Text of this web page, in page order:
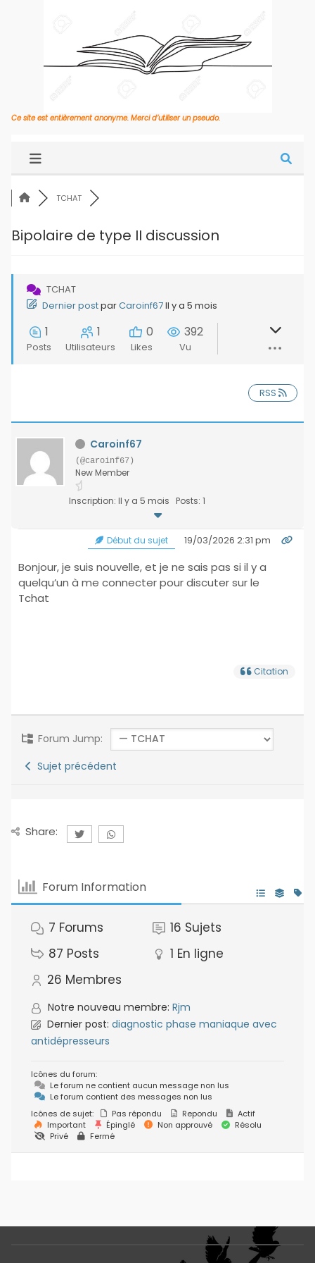
Ce site est entièrement anonyme. Merci d’utiliser un pseudo.
TCHAT
Bipolaire de type II discussion
TCHAT
Dernier postparCaroinf67Il y a 5 mois
1
Posts
1
Utilisateurs
0
Likes
392
Vu
RSS
Caroinf67
(@caroinf67)
New Member
Inscription: Il y a 5 mois Posts: 1
Début du sujet 19/03/2026 2:31 pm
Bonjour, je suis nouvelle, et je ne sais pas si il y a
quelqu’un à me connecter pour discuter sur le
Tchat
Citation
Forum Jump:
Sujet précédent
Share:
Forum Information
7 Forums 16 Sujets
87 Posts 1 En ligne
26 Membres
Notre nouveau membre: Rjm
Dernier post: diagnostic phase maniaque avec
antidépresseurs
Icônes du forum:
Le forum ne contient aucun message non lus
Le forum contient des messages non lus
Icônes de sujet:
Pas répondu Repondu
Actif
Important
Épinglé Non approuvé
Résolu
Privé
Fermé